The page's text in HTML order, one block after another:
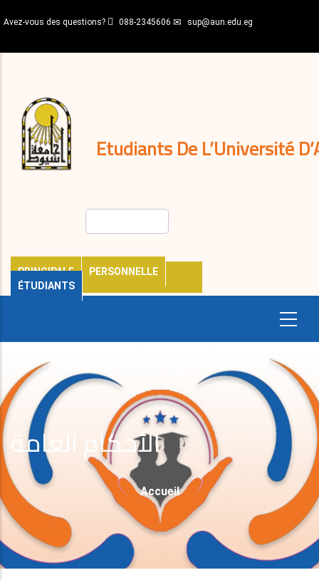
au
principal
Avez-vous des questions? 088-2345606 sup@aun.edu.eg
Etudiants De L’Université
PRINCIPALE
PERSONNELLE
ÉTUDIANTS
décisions
Expatriés
Journal
الأحكام العامة
Fil
D'Ariane
Accueil